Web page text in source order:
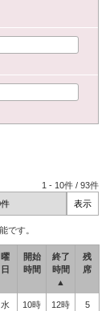
1 - 10件 /93件
です。
曜
日
開始
時間
終了
時間
▲
残
席
水
10時
12時
5